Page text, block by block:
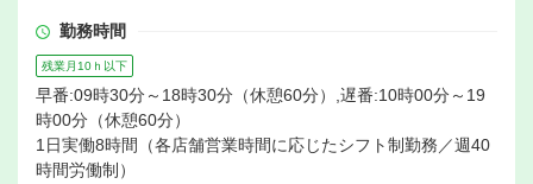
勤務時間
残業月10ｈ以下
早番:09時30分～18時30分（休憩60分）,遅番:10時00分～19
時00分（休憩60分）
1日実働8時間（各店舗営業時間に応じたシフト制勤務／週40
時間労働制）